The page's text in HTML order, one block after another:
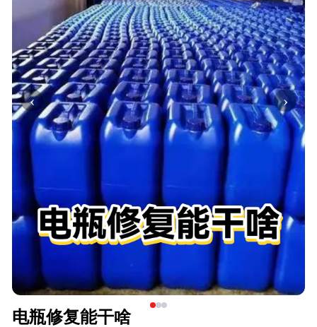
‹ ›
电瓶修复能干啥